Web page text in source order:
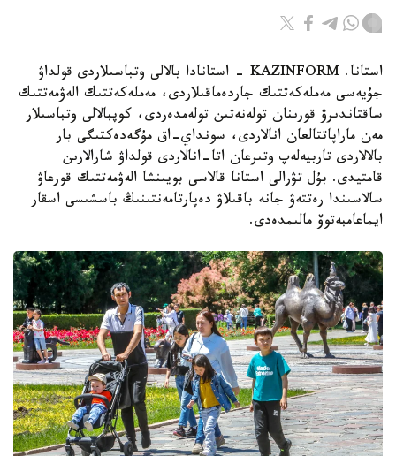
استانا. KAZINFORM - استانادا بالالى وتباسىلاردى قولداۋ
جۇيەسى مەملەكەتتىك جاردەماقىلاردى، مەملەكەتتىك الەۋمەتتىك
ساقتاندىرۋ قورىنان تولەنەتىن تولەمدەردى، كوپبالالى وتباسىلار
مەن ماراپاتتالعان انالاردى، سونداي-اق مۇگەدەكتىگى بار
بالالاردى تاربيەلەپ وتىرعان اتا-انالاردى قولداۋ شارالارىن
قامتيدى. بۇل تۋرالى استانا قالاسى بويىنشا الەۋمەتتىك قورعاۋ
سالاسىندا رەتتەۋ جانە باقىلاۋ دەپارتامەنتىنىڭ باسشىسى اسقار
ايماعامبەتوۆ مالىمدەدى.